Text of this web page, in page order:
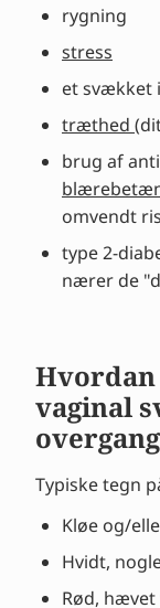
rygning
stress
et svækket
træthed
brug af
omvendt
type 2-
nærer de
Hvordan
vaginal
Typiske tegn
Kløe og/
Hvidt,
Rød, hævet